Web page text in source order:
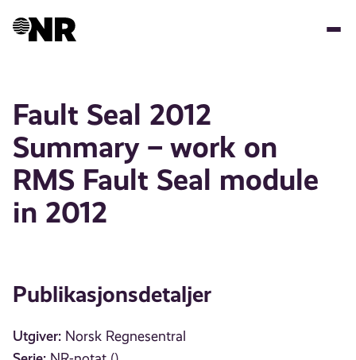
Fault Seal 2012
Summary – work on
RMS Fault Seal module
in 2012
Publikasjonsdetaljer
Utgiver: Norsk Regnesentral